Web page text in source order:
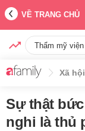
VỀ TRANG CHỦ
Thẩm mỹ
Xã hội
Sự thật
nghi là thủ